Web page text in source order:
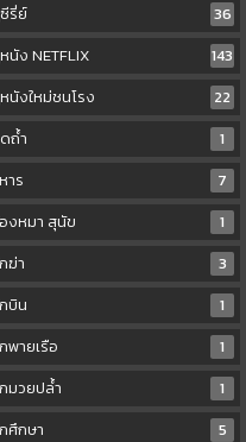
รี่ย์
36
นัง NETFLIX
143
นังใหม่ชนโรง
22
ถ้ำ
1
าร
7
งหมา สุนัข
1
ฆ่า
3
บิน
1
พายเรือ
1
มวยปล้ำ
1
ศึกษา
5